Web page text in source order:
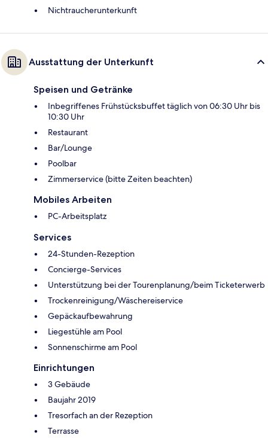
Nichtraucherunterkunft
Ausstattung der Unterkunft
Speisen und Getränke
Inbegriffenes Frühstücksbuffet täglich von 06:30 Uhr bis
10:30 Uhr
Restaurant
Bar/Lounge
Poolbar
Zimmerservice (bitte Zeiten beachten)
Mobiles Arbeiten
PC-Arbeitsplatz
Services
24-Stunden-Rezeption
Concierge-Services
Unterstützung bei der Tourenplanung/beim Ticketerwerb
Trockenreinigung/Wäschereiservice
Gepäckaufbewahrung
Liegestühle am Pool
Sonnenschirme am Pool
Einrichtungen
3 Gebäude
Baujahr 2019
Tresorfach an der Rezeption
Terrasse